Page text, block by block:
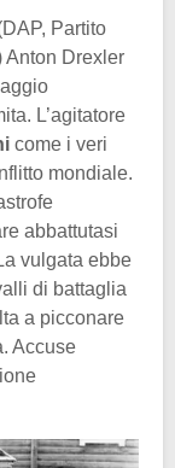
Partito
Anton Drexler
L’agitatore
come i veri
mondiale.
abbattutasi
vulgata ebbe
di battaglia
a picconare
Accuse